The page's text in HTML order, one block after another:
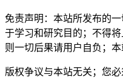
免责声明：本站所发布的
于学习和研究目的；不得
则一切后果请用户自负；
版权争议与本站无关；您